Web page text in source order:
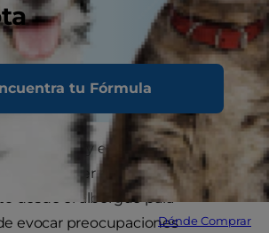
tu Fórmula
Dónde Comprar
para gatos y el alimento más
puede ser difícil. Traer a casa a
desde el albergue para
evocar preocupaciones